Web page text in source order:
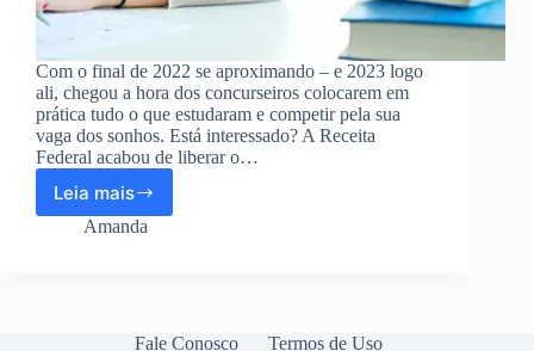
Com o final de 2022 se aproximando – e 2023 logo
ali, chegou a hora dos concurseiros colocarem em
prática tudo o que estudaram e competir pela sua
vaga dos sonhos. Está interessado? A Receita
Federal acabou de liberar o…
Leia mais
Sai
edital
Federal
Amanda
Fale Conosco Termos de Uso